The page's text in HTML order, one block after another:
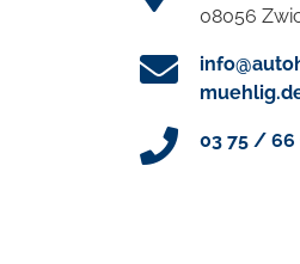
08056
03 75 / 66